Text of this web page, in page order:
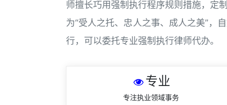
师擅长巧用强制执行程序规则措施，定
为“受人之托、忠人之事、成人之美”，
行，可以委托专业强制执行律师代办。
专业
专注执业领域事务